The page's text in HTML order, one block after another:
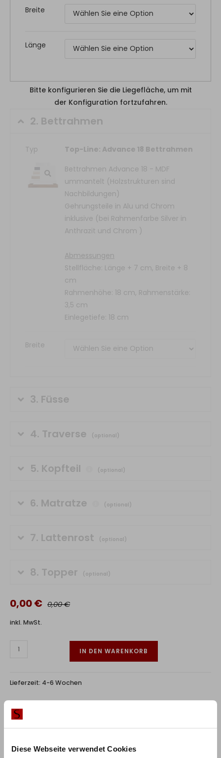
Diese Webseite verwendet Cookies
Breite
Länge
2. Bettrahmen
Typ
Top-Line: Advance 18 Bettrahmen
Bettrahmen Advance 18 - MDF
ummantelt (Holzstrukturen sind
Nachbildungen)
Gehrungsteile in Alu und Chrom
inklusive (bei Rahmenfarbe Silver in
Anthrazit und Chrom )
Abmessungen
Stellfläche: Länge + 7 cm, Breite + 8
cm
Rahmenhöhe: 18 cm, Rahmenstärke:
3,5 cm
Einlegetiefe: 18 cm
Breite
3. Füsse
4. Traverse (optional)
5. Kopfteil (optional)
6. Matratze (optional)
7. Lattenrost (optional)
8. Topper (optional)
Bitte konfigurieren Sie die Liegefläche, um mit
der Konfiguration fortzufahren.
0,00 € 0,00 €
inkl. MwSt.
IN DEN WARENKORB
Lieferzeit: 4-6 Wochen
10%